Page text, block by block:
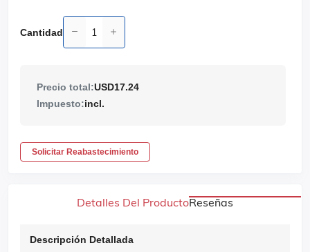
Cantidad
Precio total:USD17.24
Impuesto:incl.
Solicitar Reabastecimiento
Detalles Del ProductoReseñas
Descripción Detallada